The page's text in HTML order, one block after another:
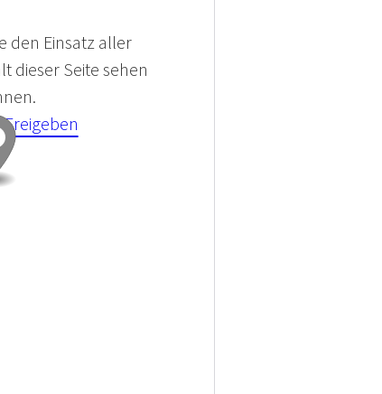
den Einsatz aller
dieser Seite sehen